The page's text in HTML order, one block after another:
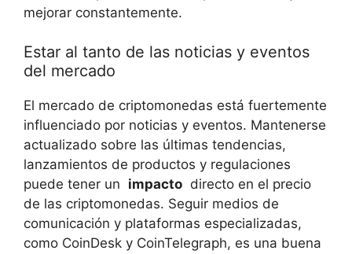
mejorar⁢ constantemente.
Estar ⁢al​ tanto de las ⁢noticias ⁤y eventos
del‌ mercado
El ‌mercado de ‍criptomonedas⁣ está fuertemente
influenciado ⁣por ‌noticias y eventos. Mantenerse
actualizado ⁢sobre⁤ las últimas tendencias,
⁣lanzamientos de productos‍ y regulaciones
puede tener un ​ impacto ⁤ directo en el precio
de las criptomonedas. Seguir medios de
comunicación‍ y plataformas ⁤especializadas,
como CoinDesk y⁣ CoinTelegraph, es una buena